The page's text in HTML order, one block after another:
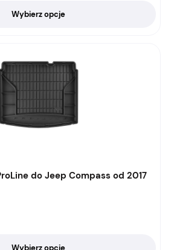
Wybierz opcje
do Jeep Compass od 2017